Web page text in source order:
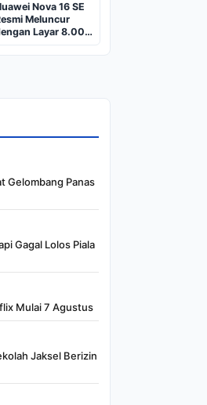
Nova 16 SE
Meluncur
Layar 8.000
dan Baterai
Gelombang Panas
Gagal Lolos Piala
Mulai 7 Agustus
Jaksel Berizin